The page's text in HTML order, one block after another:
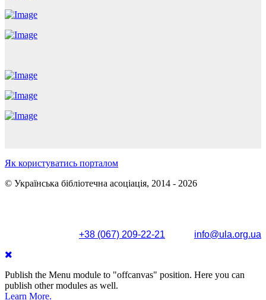
Як користуватись порталом
© Українська бібліотечна асоціація, 2014 - 2026
+38 (067) 209-22-21
info@ula.org.ua
Publish the Menu module to "offcanvas" position. Here you can
publish other modules as well.
Learn More.